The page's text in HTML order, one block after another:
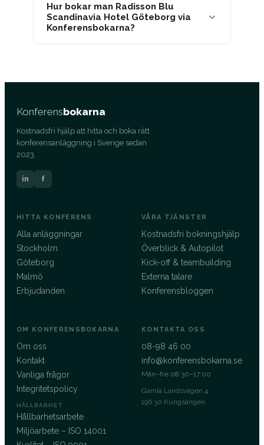
Hur bokar man Radisson Blu
Scandinavia Hotel Göteborg via
Konferensbokarna?
Konferensbokarna
Kostnadsfri hjälp att hitta och boka rätt
konferensanläggning i Sverige sedan
2023.
in f
HITTA KONFERENS
Alla anläggningar
Stockholm
Göteborg
Malmö
Erbjudanden
VÅRA TJÄNSTER
Kostnadsfri bokningshjälp
Överblick & Autopilot
Kick-off & teambuilding
Externa talare
Konferensbloggen
OM KONFERENSBOKARNA
Om oss
Kontakt
Vanliga frågor
Integritetspolicy
HÅLLBARHET
Hållbarhetsarbete
Miljöarbete – ISO 14001
KONTAKTA OSS
08-98 46 00
info@konferensbokarna.se
Mån–fre 08:30–17:00
Gamla Landsvägen 4
196 30 Kungsängen